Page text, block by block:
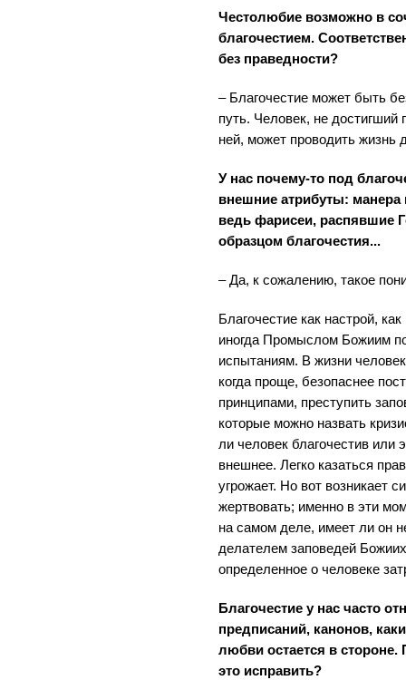
Честолюбие возможно в
благочестием.
без праведности?
– Благочестие может быть
путь. Человек, не достигший
ней, может проводить жизнь
У нас почему-то под
внешние атрибуты: манера
ведь фарисеи, распявшие
образцом благочестия...
– Да, к сожалению, такое
Благочестие как настрой,
иногда Промыслом Божиим
испытаниям. В жизни
когда проще, безопаснее
принципами, преступить
которые можно назвать
ли человек благочестив или
внешнее. Легко казаться
угрожает. Но вот возникает
жертвовать; именно в эти
на самом деле, имеет ли он
делателем заповедей
определенное о человеке
Благочестие у нас часто
предписаний, канонов,
любви остается в
это исправить?